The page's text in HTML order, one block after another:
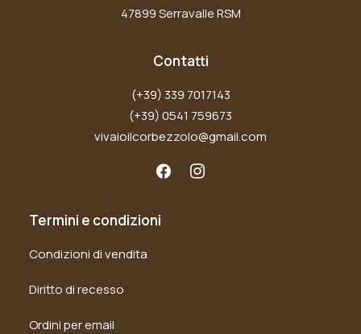
47899 Serravalle RSM
Contatti
(+39) 339 7017143
(+39) 0541 759673
vivaioilcorbezzolo@gmail.com
Termini e condizioni
Condizioni di vendita
Diritto di recesso
Ordini per email